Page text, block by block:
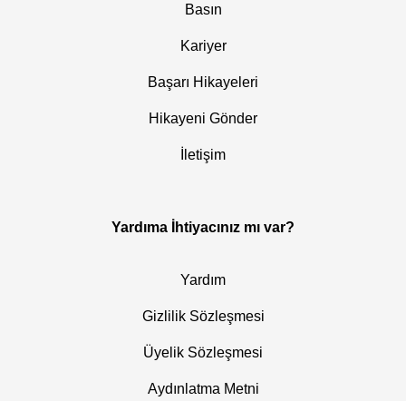
Basın
Kariyer
Başarı Hikayeleri
Hikayeni Gönder
İletişim
Yardıma İhtiyacınız mı var?
Yardım
Gizlilik Sözleşmesi
Üyelik Sözleşmesi
Aydınlatma Metni